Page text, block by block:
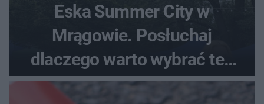
Eska Summer City w
Mrągowie. Posłuchaj
dlaczego warto wybrać ten
kierunek na urlop!